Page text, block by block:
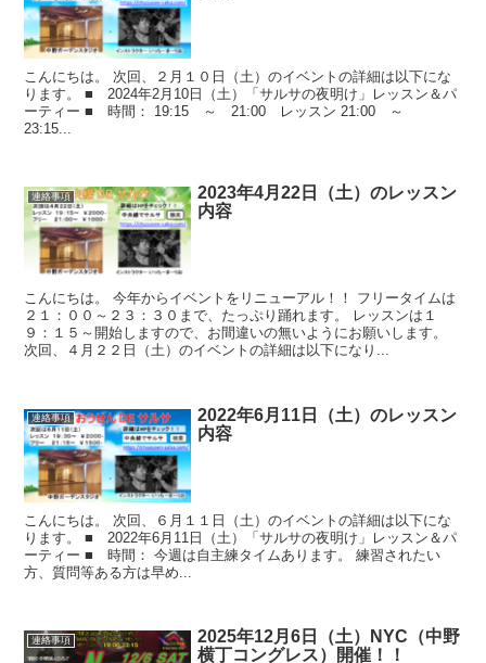
こんにちは。 次回、２月１０日（土）のイベントの詳細は以下にな
ります。 ■ 2024年2月10日（土）「サルサの夜明け」レッスン＆パ
ーティー ■ 時間： 19:15 ～ 21:00 レッスン 21:00 ～
23:15...
連絡事項
2023年4月22日（土）のレッスン
内容
こんにちは。 今年からイベントをリニューアル！！ フリータイムは
２１：００～２３：３０まで、たっぷり踊れます。 レッスンは１
９：１５～開始しますので、お間違いの無いようにお願いします。
次回、４月２２日（土）のイベントの詳細は以下になり...
連絡事項
2022年6月11日（土）のレッスン
内容
こんにちは。 次回、６月１１日（土）のイベントの詳細は以下にな
ります。 ■ 2022年6月11日（土）「サルサの夜明け」レッスン＆パ
ーティー ■ 時間： 今週は自主練タイムあります。 練習されたい
方、質問等ある方は早め...
連絡事項
2025年12月6日（土）NYC（中野
横丁コングレス）開催！！